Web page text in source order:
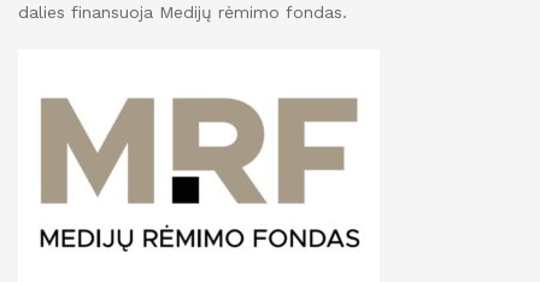
dalies finansuoja Medijų rėmimo fondas.